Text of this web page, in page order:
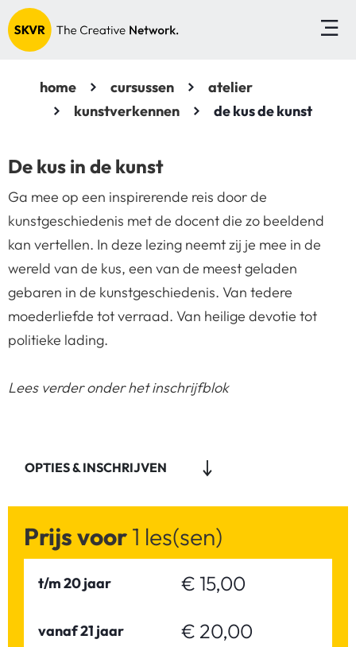
home cursussen
atelier
kunstverkennen
de kus de kunst
De kus in de kunst
Ga mee op een inspirerende reis door de
kunstgeschiedenis met de docent die zo beeldend
kan vertellen. In deze lezing neemt zij je mee in de
wereld van de kus, een van de meest geladen
gebaren in de kunstgeschiedenis. Van tedere
moederliefde tot verraad. Van heilige devotie tot
politieke lading.
Lees verder onder het inschrijfblok
OPTIES & INSCHRIJVEN
Prijs voor1 les(sen)
t/m 20 jaar € 15,00
vanaf 21 jaar € 20,00